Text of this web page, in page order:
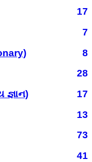
17
7
8
28
જ્ઞાન)
17
13
73
41